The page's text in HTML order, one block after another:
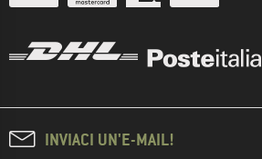
INVIACI UN'E-MAIL!